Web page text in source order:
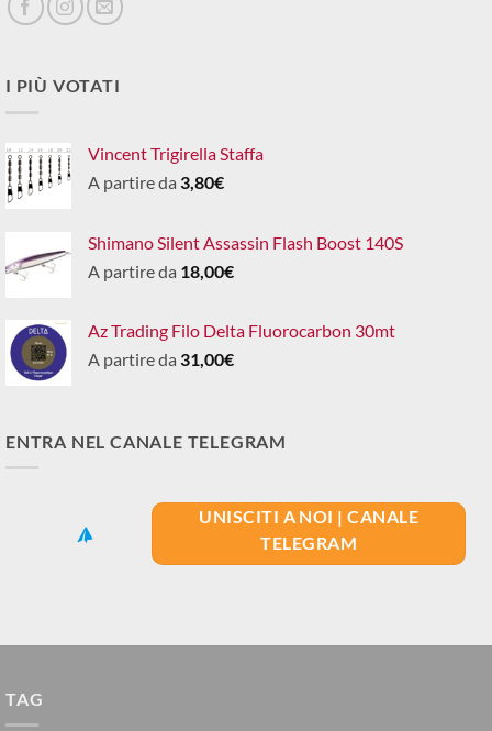
I PIÙ VOTATI
Vincent Trigirella Staffa
A partire da 3,80€
Shimano Silent Assassin Flash Boost 140S
A partire da 18,00€
Az Trading Filo Delta Fluorocarbon 30mt
A partire da 31,00€
ENTRA NEL CANALE TELEGRAM
UNISCITI A NOI | CANALE
TELEGRAM
TAG